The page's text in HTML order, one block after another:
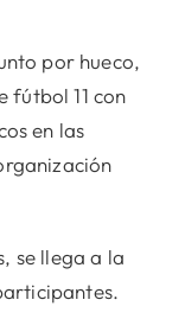
por hueco,
fútbol 11 con
en las
se llega a la